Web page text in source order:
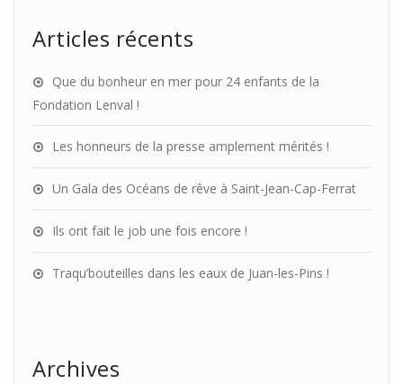
Articles récents
Que du bonheur en mer pour 24 enfants de la
Fondation Lenval !
Les honneurs de la presse amplement mérités !
Un Gala des Océans de rêve à Saint-Jean-Cap-Ferrat
Ils ont fait le job une fois encore !
Traqu’bouteilles dans les eaux de Juan-les-Pins !
Archives